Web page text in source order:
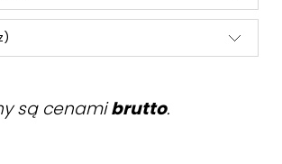
są cenamibrutto.